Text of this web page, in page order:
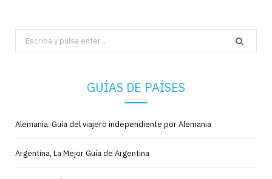
Search
for:
GUÍAS DE PAÍSES
Alemania. Guía del viajero independiente por Alemania
Argentina, La Mejor Guía de Argentina